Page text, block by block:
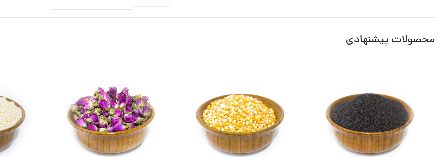
محصولات پیشنهادی